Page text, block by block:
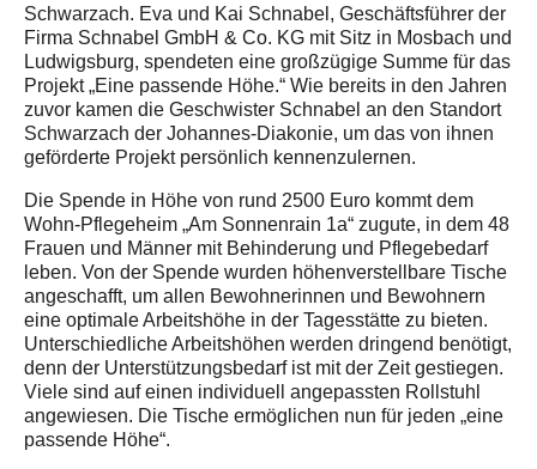
Schwarzach. Eva und Kai Schnabel, Geschäftsführer der
Firma Schnabel GmbH & Co. KG mit Sitz in Mosbach und
Ludwigsburg, spendeten eine großzügige Summe für das
Projekt „Eine passende Höhe.“ Wie bereits in den Jahren
zuvor kamen die Geschwister Schnabel an den Standort
Schwarzach der Johannes-Diakonie, um das von ihnen
geförderte Projekt persönlich kennenzulernen.
Die Spende in Höhe von rund 2500 Euro kommt dem
Wohn-Pflegeheim „Am Sonnenrain 1a“ zugute, in dem 48
Frauen und Männer mit Behinderung und Pflegebedarf
leben. Von der Spende wurden höhenverstellbare Tische
angeschafft, um allen Bewohnerinnen und Bewohnern
eine optimale Arbeitshöhe in der Tagesstätte zu bieten.
Unterschiedliche Arbeitshöhen werden dringend benötigt,
denn der Unterstützungsbedarf ist mit der Zeit gestiegen.
Viele sind auf einen individuell angepassten Rollstuhl
angewiesen. Die Tische ermöglichen nun für jeden „eine
passende Höhe“.